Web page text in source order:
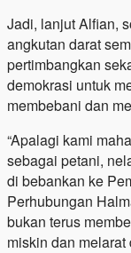
Jadi, lanjut Alfian,
angkutan darat
pertimbangkan
demokrasi untuk
membebani dan
“Apalagi kami
sebagai petani,
di bebankan ke
Perhubungan
bukan terus
miskin dan